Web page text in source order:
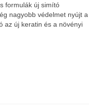
formulák új simító
nagyobb védelmet nyújt a
az új keratin és a növényi